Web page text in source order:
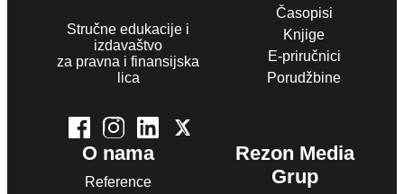
Stručne edukacije i
izdavaštvo
za pravna i finansijska
lica
Časopisi
Knjige
E-priručnici
Porudžbine
O nama
Reference
Rezon Media
Grup